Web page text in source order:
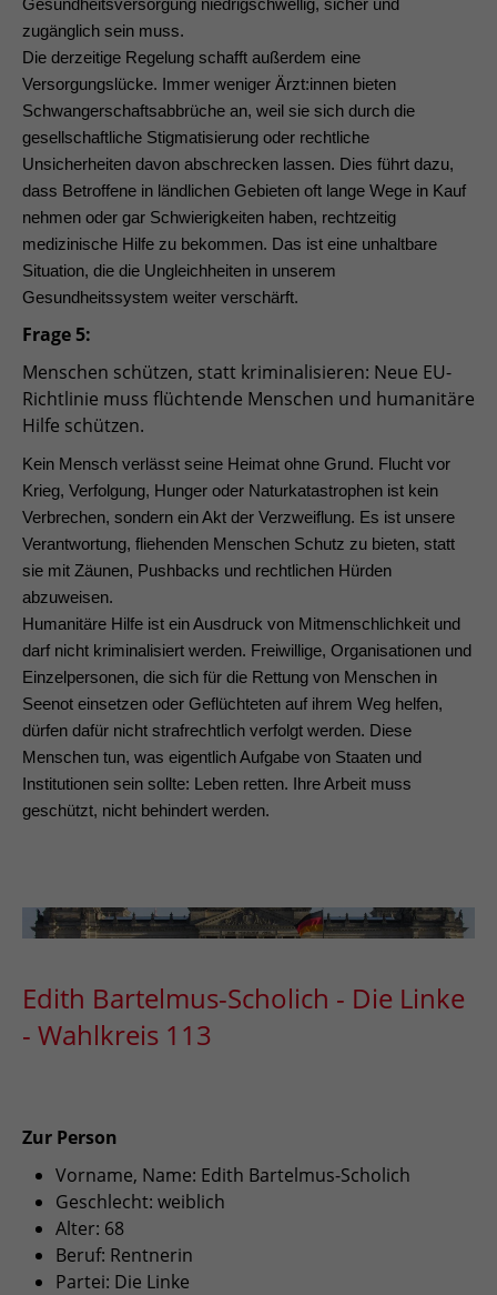
Gesundheitsversorgung niedrigschwellig, sicher und
zugänglich sein muss.
Die derzeitige Regelung schafft außerdem eine
Versorgungslücke. Immer weniger Ärzt:innen bieten
Schwangerschaftsabbrüche an, weil sie sich durch die
gesellschaftliche Stigmatisierung oder rechtliche
Unsicherheiten davon abschrecken lassen. Dies führt dazu,
dass Betroffene in ländlichen Gebieten oft lange Wege in Kauf
nehmen oder gar Schwierigkeiten haben, rechtzeitig
medizinische Hilfe zu bekommen. Das ist eine unhaltbare
Situation, die die Ungleichheiten in unserem
Gesundheitssystem weiter verschärft.
Frage 5:
Menschen schützen, statt kriminalisieren: Neue EU-
Richtlinie muss flüchtende Menschen und humanitäre
Hilfe schützen.
Kein Mensch verlässt seine Heimat ohne Grund. Flucht vor
Krieg, Verfolgung, Hunger oder Naturkatastrophen ist kein
Verbrechen, sondern ein Akt der Verzweiflung. Es ist unsere
Verantwortung, fliehenden Menschen Schutz zu bieten, statt
sie mit Zäunen, Pushbacks und rechtlichen Hürden
abzuweisen.
Humanitäre Hilfe ist ein Ausdruck von Mitmenschlichkeit und
darf nicht kriminalisiert werden. Freiwillige, Organisationen und
Einzelpersonen, die sich für die Rettung von Menschen in
Seenot einsetzen oder Geflüchteten auf ihrem Weg helfen,
dürfen dafür nicht strafrechtlich verfolgt werden. Diese
Menschen tun, was eigentlich Aufgabe von Staaten und
Institutionen sein sollte: Leben retten. Ihre Arbeit muss
geschützt, nicht behindert werden.
Edith Bartelmus-Scholich - Die Linke
- Wahlkreis 113
Zur Person
Vorname, Name: Edith Bartelmus-Scholich
Geschlecht: weiblich
Alter: 68
Beruf: Rentnerin
Partei: Die Linke